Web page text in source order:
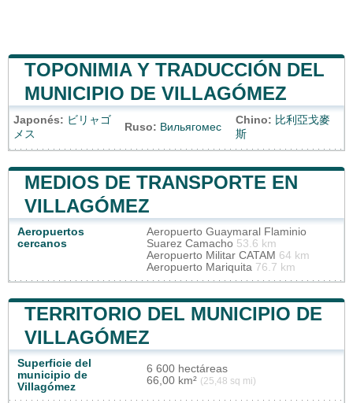
TOPONIMIA Y TRADUCCIÓN DEL
MUNICIPIO DE VILLAGÓMEZ
Japonés: ビリャゴ
メス
Ruso: Вильягомес
Chino: 比利亞戈麥
斯
MEDIOS DE TRANSPORTE EN
VILLAGÓMEZ
Aeropuertos
cercanos
Aeropuerto Guaymaral Flaminio
Suarez Camacho 53.6 km
Aeropuerto Militar CATAM 64 km
Aeropuerto Mariquita 76.7 km
TERRITORIO DEL MUNICIPIO DE
VILLAGÓMEZ
Superficie del
municipio de
Villagómez
6 600 hectáreas
66,00 km² (25,48 sq mi)